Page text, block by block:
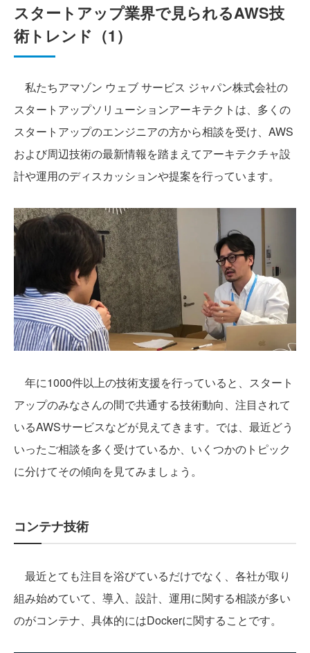
スタートアップ業界で見られるAWS技
術トレンド（1）
私たちアマゾン ウェブ サービス ジャパン株式会社の
スタートアップソリューションアーキテクトは、多くの
スタートアップのエンジニアの方から相談を受け、AWS
および周辺技術の最新情報を踏まえてアーキテクチャ設
計や運用のディスカッションや提案を行っています。
年に1000件以上の技術支援を行っていると、スタート
アップのみなさんの間で共通する技術動向、注目されて
いるAWSサービスなどが見えてきます。では、最近どう
いったご相談を多く受けているか、いくつかのトピック
に分けてその傾向を見てみましょう。
コンテナ技術
最近とても注目を浴びているだけでなく、各社が取り
組み始めていて、導入、設計、運用に関する相談が多い
のがコンテナ、具体的にはDockerに関することです。